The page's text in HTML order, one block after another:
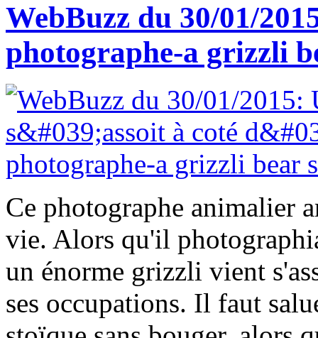
WebBuzz du 30/01/
photographe-a grizzli
Ce photographe animalier
vie. Alors qu'il
un énorme grizzli vient
ses occupations. Il faut